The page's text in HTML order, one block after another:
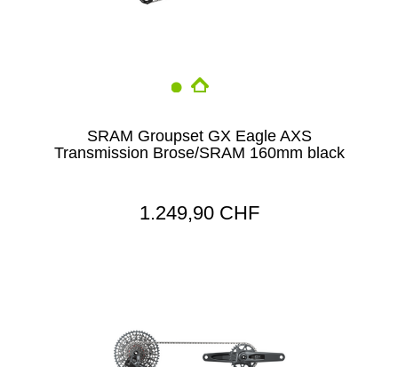
SRAM Groupset GX Eagle AXS
Transmission Brose/SRAM 160mm black
1.249,90 CHF